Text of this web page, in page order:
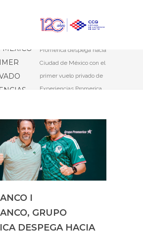
LA
VISA
Produbanco I
Promerica despega hacia
Ciudad de México con el
primer vuelo privado de
Experiencias Promerica
2026™, gracias a Visa
I
GRUPO
DESPEGA HACIA